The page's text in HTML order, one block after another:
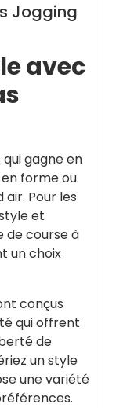
Jogging
avec
gagne en
forme ou
Pour les
et
de course à
un choix
conçus
qui offrent
de
un style
une variété